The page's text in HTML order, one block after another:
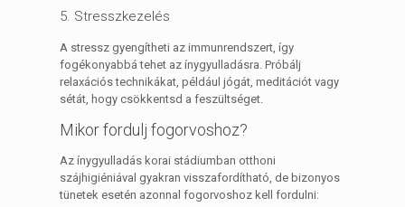
5. Stresszkezelés
A stressz gyengítheti az immunrendszert, így
fogékonyabbá tehet az ínygyulladásra. Próbálj
relaxációs technikákat, például jógát, meditációt vagy
sétát, hogy csökkentsd a feszültséget.
Mikor fordulj fogorvoshoz?
Az ínygyulladás korai stádiumban otthoni
szájhigiéniával gyakran visszafordítható, de bizonyos
tünetek esetén azonnal fogorvoshoz kell fordulni: